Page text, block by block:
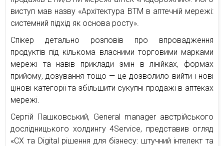
виступ мав назву «Архітектура ВТМ в аптечній мережі:
системний підхід як основа росту».
Спікер детально розповів про впровадження
продуктів під кількома власними торговими марками
мережі та навів приклади змін в лінійках, формах
прийому, дозування тощо — це дозволило вийти і нові
цінові категорії та збільшити сукупні продажі в аптеках
мережі.
Сергій Пашковський, General manager австрійського
дослідницького холдингу 4Service, представив огляд
«СХ та Digital рішення для бізнесу: штучний інтелект та